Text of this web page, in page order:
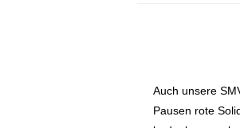
Auch unsere
Pausen rote